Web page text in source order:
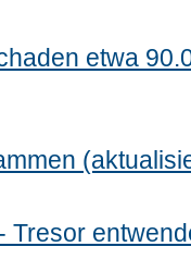
etwa
Tresor